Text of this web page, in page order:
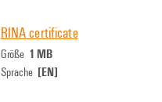
RINA certificate
Größe 1 MB
Sprache [EN]